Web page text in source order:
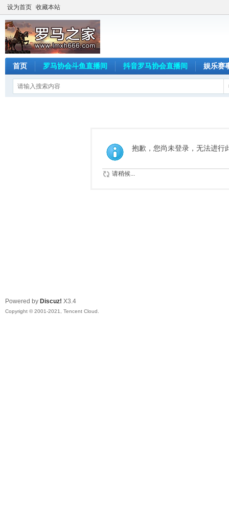
设为首页 收藏本站
首页 罗马协会斗鱼直播间 抖音罗马协会直播间 娱乐赛
抱歉，您尚未登录，无法进行
请稍候...
Powered by Discuz! X3.4
Copyright © 2001-2021, Tencent Cloud.